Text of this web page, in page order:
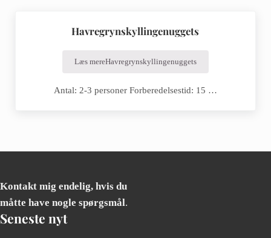
Havregrynskyllingenuggets
Læs mereHavregrynskyllingenuggets
Antal: 2-3 personer Forberedelsestid: 15 …
Kontakt mig endelig, hvis du
måtte have nogle spørgsmål.
Seneste nyt